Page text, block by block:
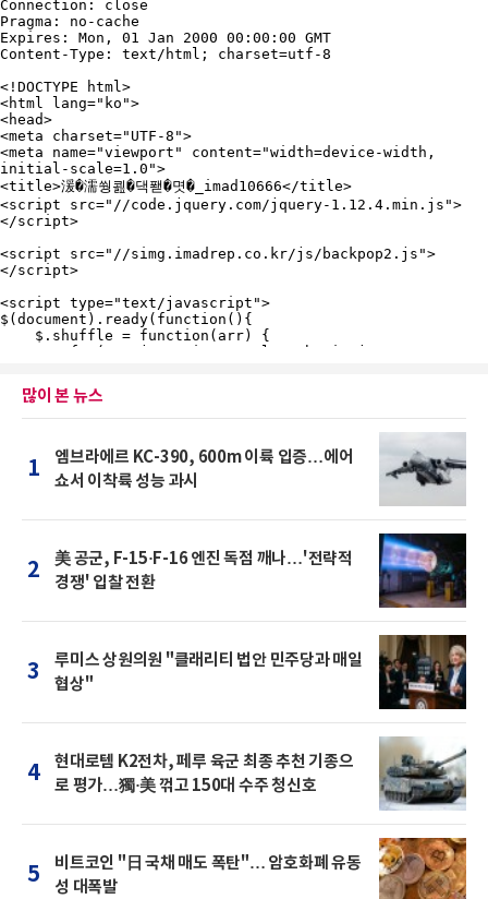
많이 본 뉴스
1
엠브라에르 KC-390, 600m 이륙 입증…에어
쇼서 이착륙 성능 과시
2
美 공군, F-15·F-16 엔진 독점 깨나…'전략적
경쟁' 입찰 전환
3
루미스 상원의원 "클래리티 법안 민주당과 매일
협상"
4
현대로템 K2전차, 페루 육군 최종 추천 기종으
로 평가…獨·美 꺾고 150대 수주 청신호
5
비트코인 "日 국채 매도 폭탄"… 암호화폐 유동
성 대폭발